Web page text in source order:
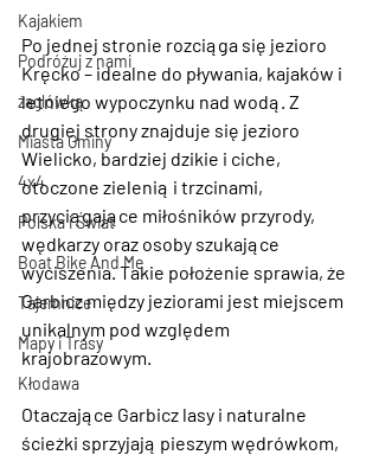
Kajakiem
Podróżuj z nami
żaglówką
Miasta Gminy
4x4
Polska i Świat
Boat Bike And Me
Tajemnice
Mapy i Trasy
Kłodawa
Po jednej stronie rozciąga się jezioro
Kręcko – idealne do pływania, kajaków i
letniego wypoczynku nad wodą. Z
drugiej strony znajduje się jezioro
Wielicko, bardziej dzikie i ciche,
otoczone zielenią i trzcinami,
przyciągające miłośników przyrody,
wędkarzy oraz osoby szukające
wyciszenia. Takie położenie sprawia, że
Garbicz między jeziorami jest miejscem
unikalnym pod względem
krajobrazowym.
Otaczające Garbicz lasy i naturalne
ścieżki sprzyjają pieszym wędrówkom,